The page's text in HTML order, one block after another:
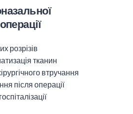
розрізів
тканин
втручання
після операції